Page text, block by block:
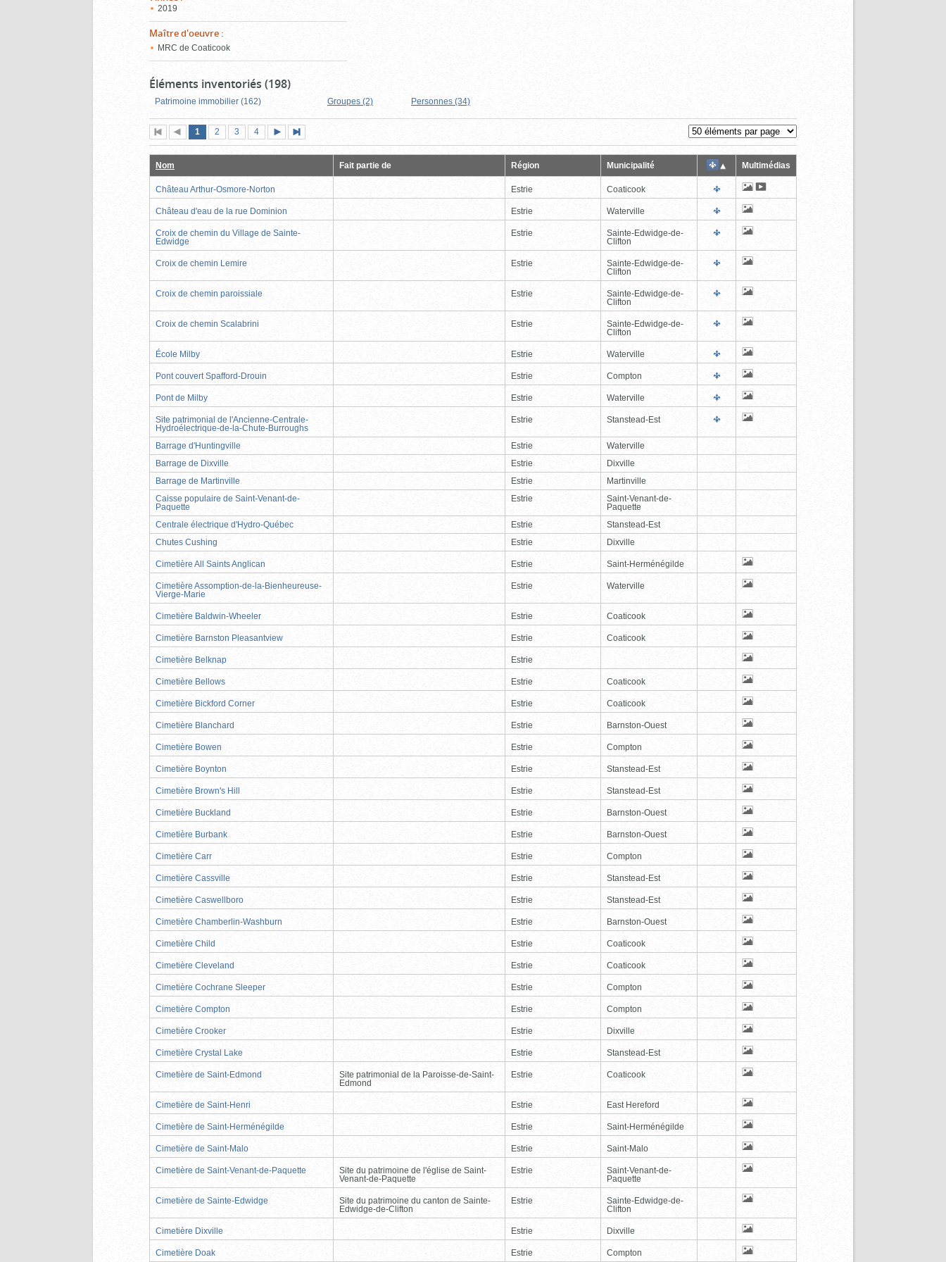
2019
Maître d'oeuvre :
MRC de Coaticook
Éléments inventoriés (198)
Patrimoine immobilier (162) Groupes (2) Personnes (34)
Première
page
Page
précédente
Page
1 (page
actuelle)
Page
2 Page
3 Page
4
suivante
page
Nom Fait partie de Région Municipalité Multimédias
Château Arthur-Osmore-Norton Estrie Coaticook
Château d'eau de la rue Dominion Estrie Waterville
Croix de chemin du Village de Sainte-
Edwidge
Estrie
Sainte-Edwidge-de-
Clifton
Croix de chemin Lemire Estrie
Sainte-Edwidge-de-
Clifton
Croix de chemin paroissiale Estrie
Sainte-Edwidge-de-
Clifton
Croix de chemin Scalabrini Estrie
Sainte-Edwidge-de-
Clifton
École Milby Estrie Waterville
Pont couvert Spafford-Drouin Estrie Compton
Pont de Milby Estrie Waterville
Site patrimonial de l'Ancienne-Centrale-
Hydroélectrique-de-la-Chute-Burroughs
Estrie Stanstead-Est
Barrage d'Huntingville Estrie
Waterville
Barrage de Dixville
Estrie
Dixville
Barrage de Martinville
Estrie
Martinville
Caisse populaire de Saint-Venant-de-
Paquette
Estrie
Saint-Venant-de-
Paquette
Centrale électrique d'Hydro-Québec
Estrie
Stanstead-Est
Chutes Cushing
Estrie Dixville
Cimetière All Saints Anglican Estrie Saint-Herménégilde
Cimetière Assomption-de-la-Bienheureuse-
Vierge-Marie
Estrie Waterville
Cimetière Baldwin-Wheeler Estrie Coaticook
Cimetière Barnston Pleasantview Estrie Coaticook
Cimetière Belknap Estrie
Cimetière Bellows Estrie Coaticook
Cimetière Bickford Corner Estrie Coaticook
Cimetière Blanchard Estrie Barnston-Ouest
Cimetière Bowen Estrie Compton
Cimetière Boynton Estrie Stanstead-Est
Cimetière Brown's Hill Estrie Stanstead-Est
Cimetière Buckland Estrie Barnston-Ouest
Cimetière Burbank Estrie Barnston-Ouest
Cimetière Carr Estrie Compton
Cimetière Cassville Estrie Stanstead-Est
Cimetière Caswellboro Estrie Stanstead-Est
Cimetière Chamberlin-Washburn Estrie Barnston-Ouest
Cimetière Child Estrie Coaticook
Cimetière Cleveland Estrie Coaticook
Cimetière Cochrane Sleeper Estrie Compton
Cimetière Compton Estrie Compton
Cimetière Crooker Estrie Dixville
Cimetière Crystal Lake Estrie Stanstead-Est
Cimetière de Saint-Edmond
Site patrimonial de la Paroisse-de-Saint-
Edmond
Estrie Coaticook
Cimetière de Saint-Henri Estrie East Hereford
Cimetière de Saint-Herménégilde Estrie Saint-Herménégilde
Cimetière de Saint-Malo Estrie Saint-Malo
Cimetière de Saint-Venant-de-Paquette
Site du patrimoine de l'église de Saint-
Venant-de-Paquette
Estrie
Saint-Venant-de-
Paquette
Cimetière de Sainte-Edwidge
Site du patrimoine du canton de Sainte-
Edwidge-de-Clifton
Estrie
Sainte-Edwidge-de-
Clifton
Cimetière Dixville Estrie Dixville
Cimetière Doak Estrie Compton